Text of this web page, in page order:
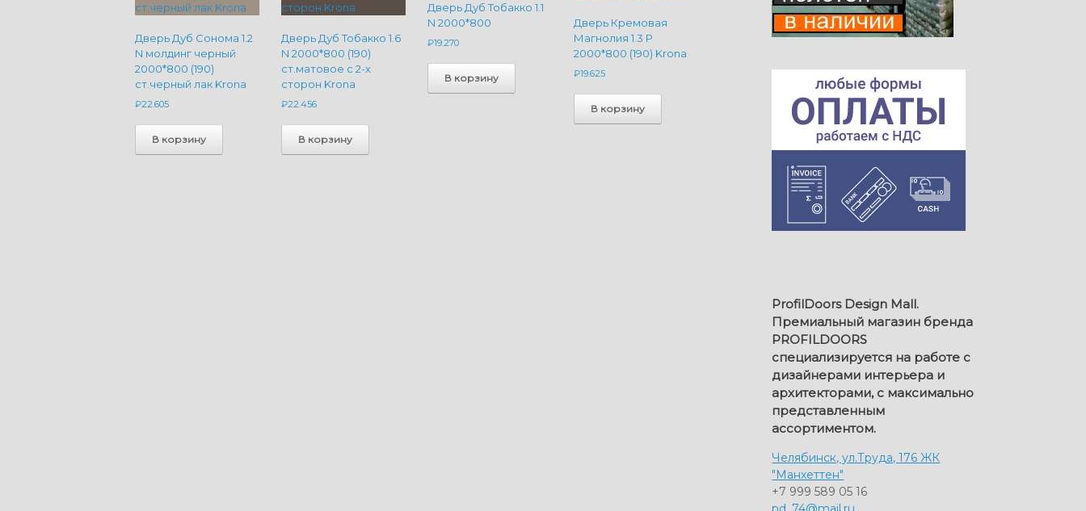
Дверь Дуб Сонома 1.2
N молдинг черный
2000*800 (190)
ст.черный лак Krona
₽22.605
В корзину
Дверь Дуб Тобакко 1.6
N 2000*800 (190)
ст.матовое с 2-х
сторон Krona
₽22.456
В корзину
Дверь Дуб Тобакко 1.1
N 2000*800
₽19.270
В корзину
Дверь Кремовая
Магнолия 1.3 P
2000*800 (190) Krona
₽19.625
В корзину
ProfilDoors Design Mall.
Премиальный магазин бренда
PROFILDOORS
специализируется на работе с
дизайнерами интерьера и
архитекторами, с максимально
представленным
ассортиментом.
Челябинск, ул.Труда, 176 ЖК
"Манхеттен"
+7 999 589 05 16